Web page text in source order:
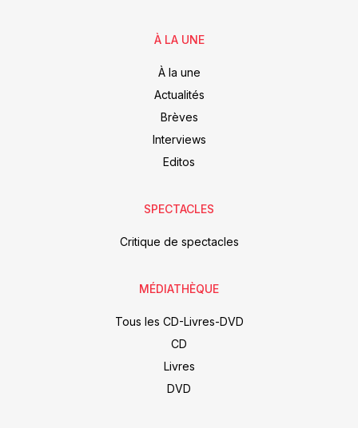
À LA UNE
À la une
Actualités
Brèves
Interviews
Editos
SPECTACLES
Critique de spectacles
MÉDIATHÈQUE
Tous les CD-Livres-DVD
CD
Livres
DVD